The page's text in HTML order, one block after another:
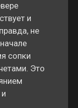
и
не
сопки
Это